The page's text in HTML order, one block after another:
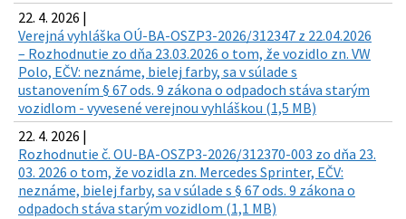
22. 4. 2026 |
Verejná vyhláška OÚ-BA-OSZP3-2026/312347 z 22.04.2026
– Rozhodnutie zo dňa 23.03.2026 o tom, že vozidlo zn. VW
Polo, EČV: neznáme, bielej farby, sa v súlade s
ustanovením § 67 ods. 9 zákona o odpadoch stáva starým
vozidlom - vyvesené verejnou vyhláškou (1,5 MB)
22. 4. 2026 |
Rozhodnutie č. OU-BA-OSZP3-2026/312370-003 zo dňa 23.
03. 2026 o tom, že vozidla zn. Mercedes Sprinter, EČV:
neznáme, bielej farby, sa v súlade s § 67 ods. 9 zákona o
odpadoch stáva starým vozidlom (1,1 MB)